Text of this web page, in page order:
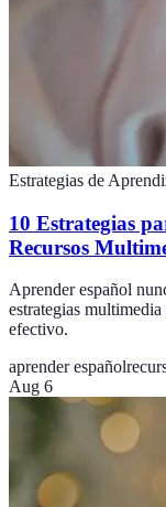
Estrategias de
10 Estrategias
Recursos
Aprender español
estrategias
efectivo.
aprender español
Aug 6